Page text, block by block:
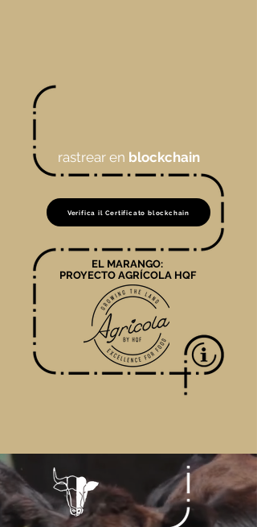
rastrear en blockchain
EL MARANGO:
PROYECTO AGRÍCOLA HQF
Verifica il Certificato blockchain